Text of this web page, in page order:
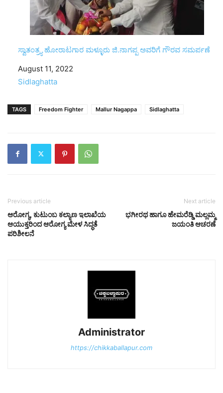
ಸ್ವಾತಂತ್ರ್ಯ ಹೋರಾಟಗಾರ ಮಳ್ಳೂರು ಜಿ.ನಾಗಪ್ಪ ಅವರಿಗೆ ಗೌರವ ಸಮರ್ಪಣೆ
Date
August 11, 2022
In relation to
Sidlaghatta
TAGS Freedom Fighter Mallur Nagappa Sidlaghatta
Previous article
ಆರೋಗ್ಯ, ಕುಟುಂಬ ಕಲ್ಯಾಣ ಇಲಾಖೆಯ
ಆಯುಕ್ತರಿಂದ ಆರೋಗ್ಯ ಮೇಳ ಸಿದ್ಧತೆ
ಪರಿಶೀಲನೆ
Next article
ಭಗೀರಥ ಹಾಗೂ ಹೇಮರೆಡ್ಡಿ ಮಲ್ಲಮ್ಮ
ಜಯಂತಿ ಆಚರಣೆ
Administrator
https://chikkaballapur.com